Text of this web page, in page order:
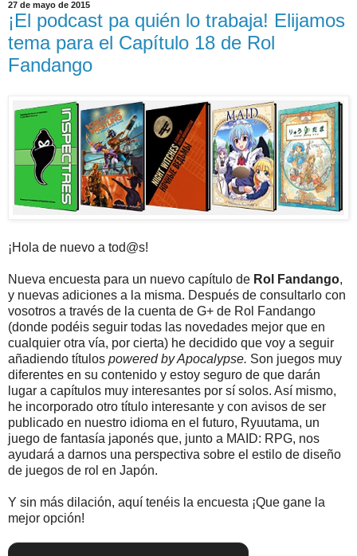
27 de mayo de 2015
¡El podcast pa quién lo trabaja! Elijamos
tema para el Capítulo 18 de Rol
Fandango
¡Hola de nuevo a tod@s!
Nueva encuesta para un nuevo capítulo de Rol Fandango,
y nuevas adiciones a la misma. Después de consultarlo con
vosotros a través de la cuenta de G+ de Rol Fandango
(donde podéis seguir todas las novedades mejor que en
cualquier otra vía, por cierta) he decidido que voy a seguir
añadiendo títulos powered by Apocalypse. Son juegos muy
diferentes en su contenido y estoy seguro de que darán
lugar a capítulos muy interesantes por sí solos. Así mismo,
he incorporado otro título interesante y con avisos de ser
publicado en nuestro idioma en el futuro, Ryuutama, un
juego de fantasía japonés que, junto a MAID: RPG, nos
ayudará a darnos una perspectiva sobre el estilo de diseño
de juegos de rol en Japón.
Y sin más dilación, aquí tenéis la encuesta ¡Que gane la
mejor opción!